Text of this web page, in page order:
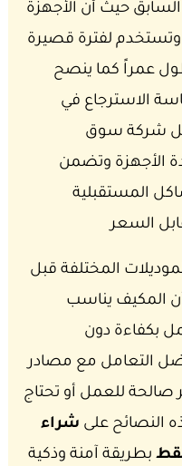
حيث أن الأجهزة
لفترة قصيرة
عمراً كما ينصح
الاسترجاع في
شركة سوق
الأجهزة وتضمن
المستقبلية
السعر
المختلفة قبل
أن المكيف يناسب
بكفاءة دون
التعامل مع مصادر
صالحة للعمل أو تحتاج
النصائح على شراء
بطريقة آمنة وذكية